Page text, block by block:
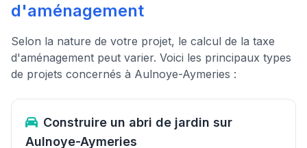
d'aménagement
Selon la nature de votre projet, le calcul de la taxe
d'aménagement peut varier. Voici les principaux types
de projets concernés à Aulnoye-Aymeries :
Construire un abri de jardin sur
Aulnoye-Aymeries